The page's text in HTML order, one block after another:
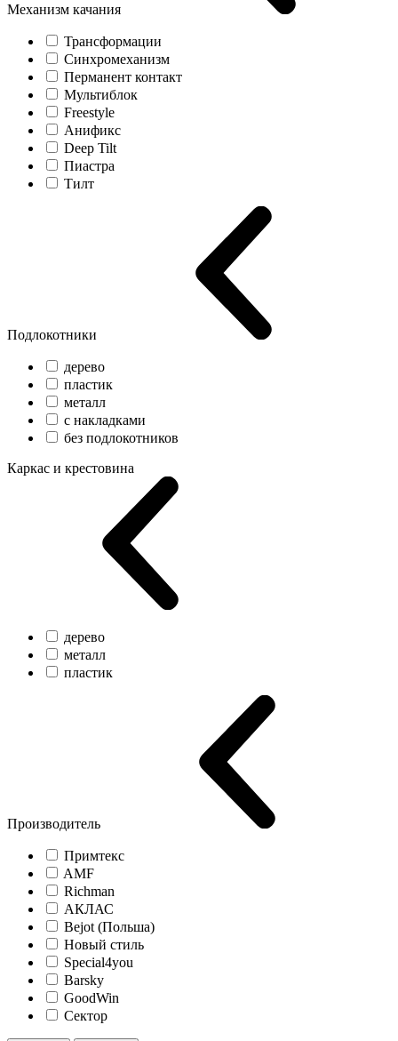
Механизм качания
Трансформации
Синхромеханизм
Перманент контакт
Мультиблок
Freestyle
Анификс
Deep Tilt
Пиастра
Тилт
Подлокотники
дерево
пластик
металл
с накладками
без подлокотников
Каркас и крестовина
дерево
металл
пластик
Производитель
Примтекс
AMF
Richman
АКЛАС
Bejot (Польша)
Новый стиль
Special4you
Barsky
GoodWin
Сектор